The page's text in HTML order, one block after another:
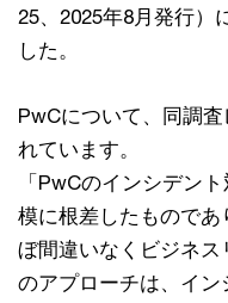
25、2025年8月発行）
した。
PwCについて、同調
れています。
「PwCのインシデン
模に根差したもので
ぼ間違いなくビジネス
のアプローチは、イ